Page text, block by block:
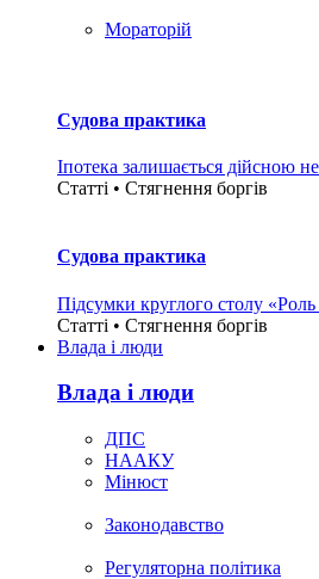
Мораторій
Судова практика
Іпотека залишається дійсною
Статті • Стягнення боргiв
Судова практика
Підсумки круглого столу «Роль
Статті • Стягнення боргiв
Влада i люди
Влада i люди
ДПС
НААКУ
Мінюст
Законодавство
Регуляторна політика